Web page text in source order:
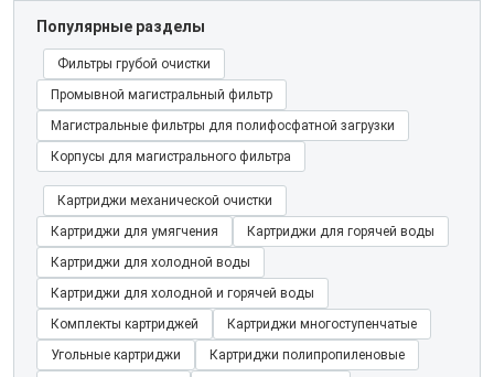
Популярные разделы
Фильтры грубой очистки
Промывной магистральный фильтр
Магистральные фильтры для полифосфатной загрузки
Корпусы для магистрального фильтра
Картриджи механической очистки
Картриджи для умягчения
Картриджи для горячей воды
Картриджи для холодной воды
Картриджи для холодной и горячей воды
Комплекты картриджей
Картриджи многоступенчатые
Угольные картриджи
Картриджи полипропиленовые